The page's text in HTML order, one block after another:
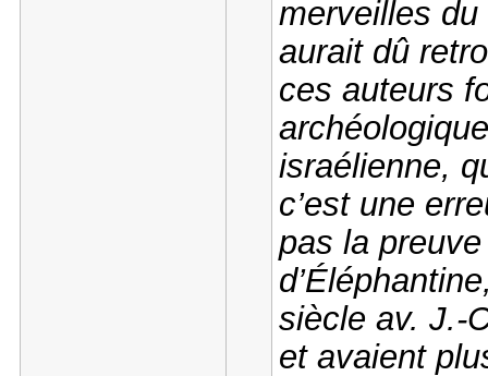
merveilles
aurait dû
ces auteurs
israélienne,
c’est une
pas la
siècle av. J.-
et avaient